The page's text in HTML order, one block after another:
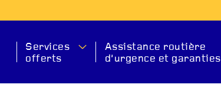
Services
offerts
Assistance routière
d’urgence et garanties